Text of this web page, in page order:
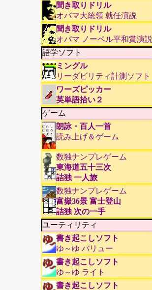
聞き取りドリル
オバマ大統領 就任演説
聞き取りドリル
オバマ ノーベル平和賞演説
語学ソフト
ミングル
リーダビリティ計測ソフト
ワーズピッカー
英単語拾い２
ゲーム
朗詠・百人一首
読み上げ＆ゲーム
数独ナンプレゲーム
東海道五十三次
詰独 一人旅
数独ナンプレゲーム
富嶽36景 富士登山
詰独 次の一手
ユーティリティ
書き起こしソフト
ゆ～ゆ バリュー
書き起こしソフト
ゆ～ゆ ライト
書き起こしソフト